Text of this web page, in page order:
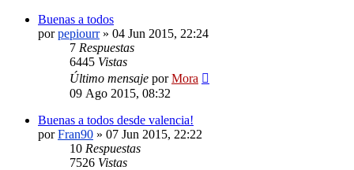
Buenas a todos
porpepiourr» 04 Jun 2015, 22:24
7 Respuestas
6445 Vistas
Último mensaje porMora
09 Ago 2015, 08:32
Buenas a todos desde valencia!
porFran90 » 07 Jun 2015, 22:22
10 Respuestas
7526 Vistas